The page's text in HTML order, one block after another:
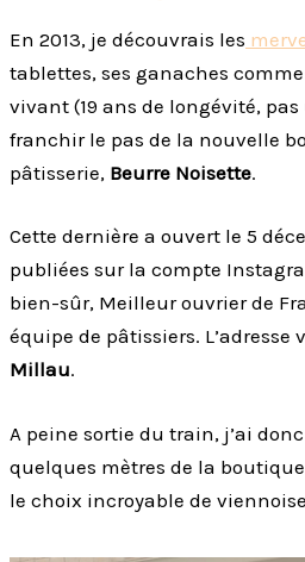
En 2013, je découvrais les
tablettes, ses ganaches comme
vivant (19 ans de longévité,
franchir le pas de la nouvelle
pâtisserie, Beurre Noisette.
Cette dernière a ouvert le 5
publiées sur la compte
bien-sûr, Meilleur ouvrier de
équipe de pâtissiers. L’adresse
Millau.
A peine sortie du train, j’ai
quelques mètres de la
le choix incroyable de